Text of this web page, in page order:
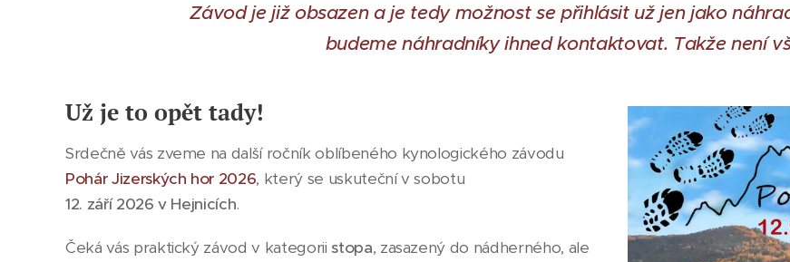
Závod je již obsazen a je tedy možnost se přihlásit už jen jako
budeme náhradníky ihned kontaktovat. Takže není
Už je to opět tady!
Srdečně vás zveme na další ročník oblíbeného kynologického závodu
Pohár Jizerských hor 2026, který se uskuteční v sobotu
12. září 2026 v Hejnicích.
Čeká vás praktický závod v kategoriistopa, zasazený do nádherného, ale